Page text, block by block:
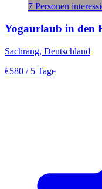
7 Personen
Yogaurlaub in den
Sachrang, Deutschland
€580 / 5 Tage